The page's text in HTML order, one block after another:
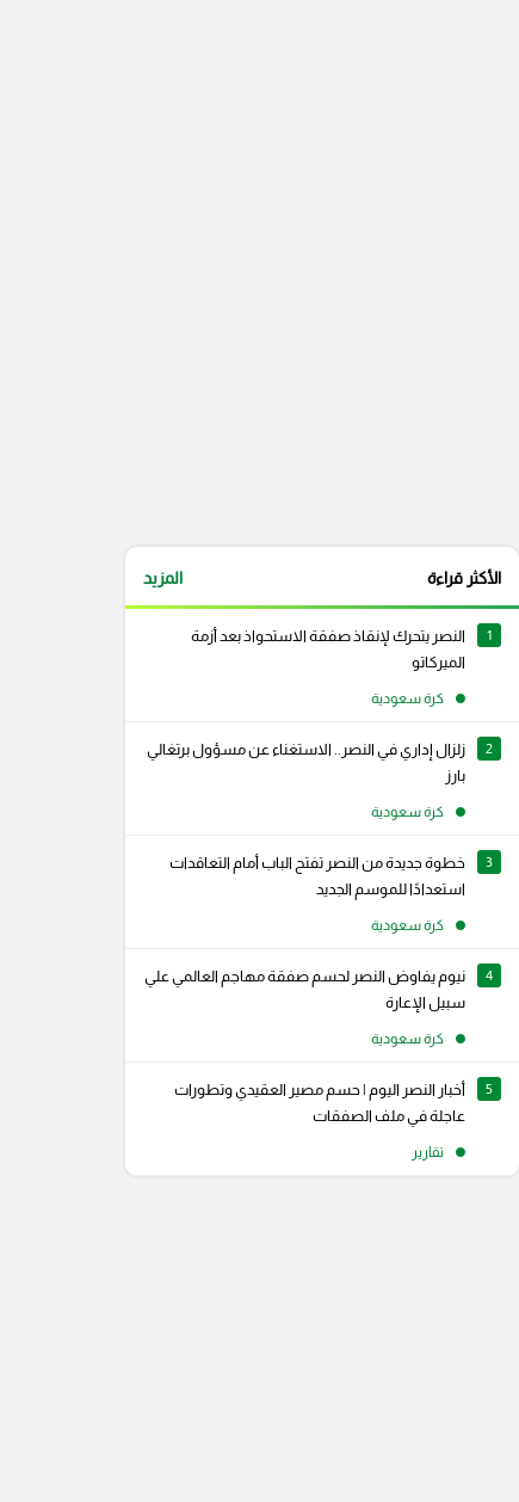
سناب شات
الأكثر قراءة المزيد
1
النصر يتحرك لإنقاذ صفقة الاستحواذ بعد أزمة
الميركاتو
كرة سعودية
2
زلزال إداري في النصر.. الاستغناء عن مسؤول برتغالي
بارز
كرة سعودية
3
خطوة جديدة من النصر تفتح الباب أمام التعاقدات
استعدادًا للموسم الجديد
كرة سعودية
4
نيوم يفاوض النصر لحسم صفقة مهاجم العالمي علي
سبيل الإعارة
كرة سعودية
5
أخبار النصر اليوم | حسم مصير العقيدي وتطورات
عاجلة في ملف الصفقات
تقارير